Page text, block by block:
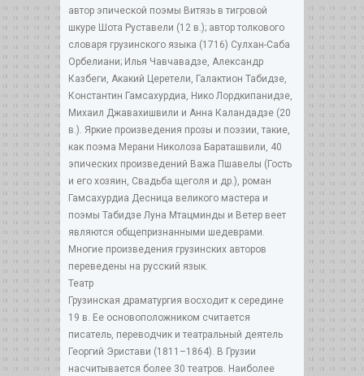
автор эпической поэмы Витязь в тигровой
шкуре Шота Руставели (12 в.); автор толкового
словаря грузинского языка (1716) Сулхан-Саба
Орбелиани; Илья Чавчавадзе, Александр
Казбеги, Акакий Церетели, Галактион Табидзе,
Константин Гамсахурдиа, Нико Лордкипанидзе,
Михаил Джавахишвили и Анна Каландадзе (20
в.). Яркие произведения прозы и поэзии, такие,
как поэма Мерани Николоза Бараташвили, 40
эпических произведений Важа Пшавелы (Гость
и его хозяин, Свадьба щеголя и др.), роман
Гамсахурдиа Десница великого мастера и
поэмы Табидзе Луна Мтацминды и Ветер веет
являются общепризнанными шедеврами.
Многие произведения грузинских авторов
переведены на русский язык.
Театр
Грузинская драматургия восходит к середине
19 в. Ее основоположником считается
писатель, переводчик и театральный деятель
Георгий Эристави (1811–1864). В Грузии
насчитывается более 30 театров. Наиболее